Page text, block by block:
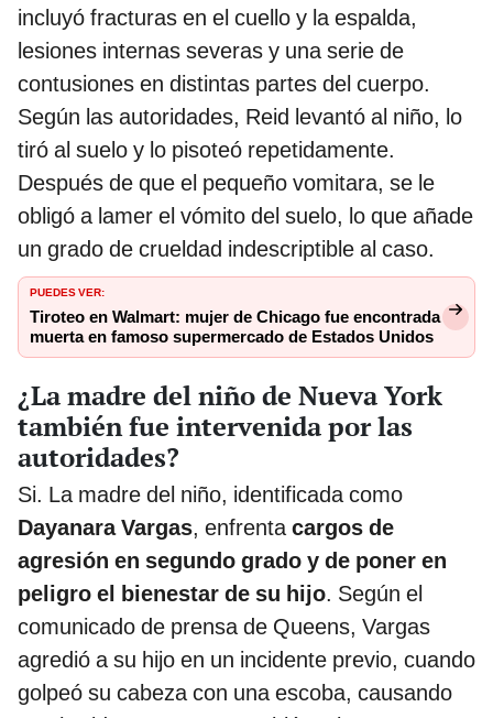
incluyó fracturas en el cuello y la espalda,
lesiones internas severas y una serie de
contusiones en distintas partes del cuerpo.
Según las autoridades, Reid levantó al niño, lo
tiró al suelo y lo pisoteó repetidamente.
Después de que el pequeño vomitara, se le
obligó a lamer el vómito del suelo, lo que añade
un grado de crueldad indescriptible al caso.
PUEDES VER:
Tiroteo en Walmart: mujer de Chicago fue encontrada
muerta en famoso supermercado de Estados Unidos
¿La madre del niño de Nueva York
también fue intervenida por las
autoridades?
Si. La madre del niño, identificada como
Dayanara Vargas, enfrentacargos de
agresión en segundo grado y de poner en
peligro el bienestar de su hijo. Según el
comunicado de prensa de Queens, Vargas
agredió a su hijo en un incidente previo, cuando
golpeó su cabeza con una escoba, causando